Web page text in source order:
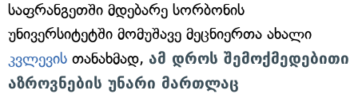
საფრანგეთში მდებარე სორბონის
უნივერსიტეტში მომუშავე მეცნიერთა ახალი
კვლევის თანახმად, ამ დროს შემოქმედებითი
აზროვნების უნარი მართლაც